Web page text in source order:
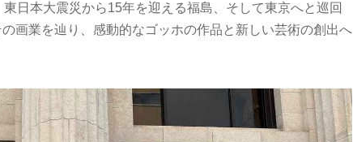
日本大震災から15年を迎える福島、そして東京へと巡回
画業を辿り、感動的なゴッホの作品と新しい芸術の創出へ